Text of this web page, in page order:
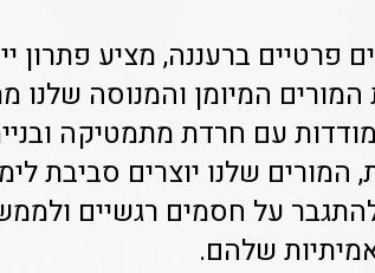
פרטיים ברעננה, מציע פתרון
המיומן והמנוסה שלנו
עם חרדת מתמטיקה
שלנו יוצרים סביבת
על חסמים רגשיים
שלהם.